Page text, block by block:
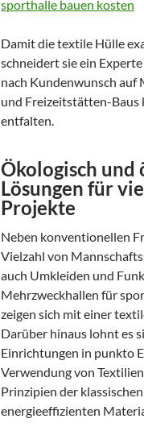
sporthalle bauen kosten
Damit die textile Hülle
schneidert sie ein
nach Kundenwunsch auf
und Freizeitstätten-Baus
entfalten.
Ökologisch und
Lösungen für
Projekte
Neben konventionellen
Vielzahl von
auch Umkleiden und
Mehrzweckhallen für
zeigen sich mit einer
Darüber hinaus lohnt es
Einrichtungen in punkto
Verwendung von
Prinzipien der
energieeffizienten